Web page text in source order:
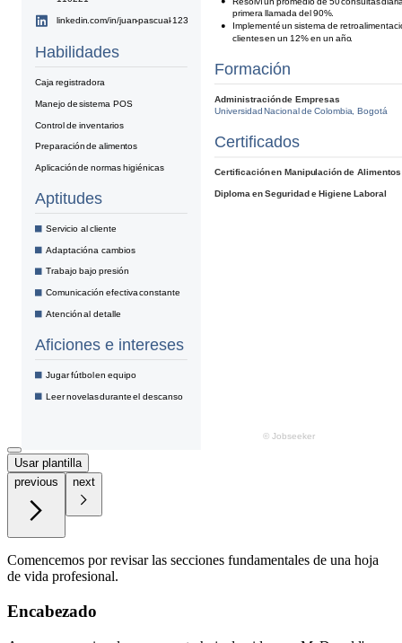
Usar plantilla
previous
next
Comencemos por revisar las secciones fundamentales de una hoja
de vida profesional.
Encabezado